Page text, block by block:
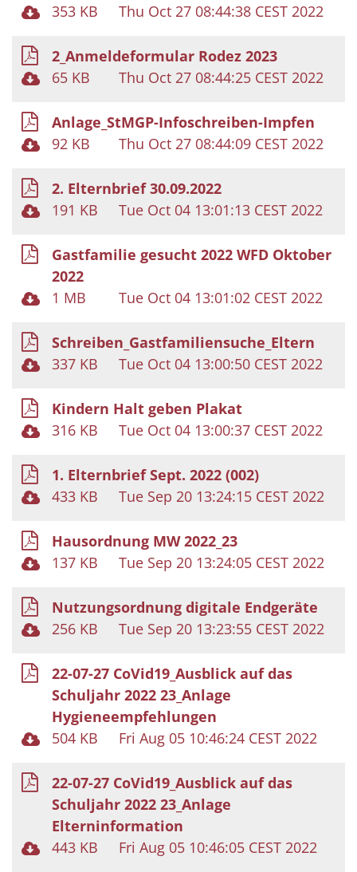
353 KB
Thu Oct 27 08:44:38 CEST 2022
2_Anmeldeformular Rodez 2023
65 KB
Thu Oct 27 08:44:25 CEST 2022
Anlage_StMGP-Infoschreiben-Impfen
92 KB
Thu Oct 27 08:44:09 CEST 2022
2. Elternbrief 30.09.2022
191 KB
Tue Oct 04 13:01:13 CEST 2022
Gastfamilie gesucht 2022 WFD Oktober
2022
1 MB
Tue Oct 04 13:01:02 CEST 2022
Schreiben_Gastfamiliensuche_Eltern
337 KB
Tue Oct 04 13:00:50 CEST 2022
Kindern Halt geben Plakat
316 KB
Tue Oct 04 13:00:37 CEST 2022
1. Elternbrief Sept. 2022 (002)
433 KB
Tue Sep 20 13:24:15 CEST 2022
Hausordnung MW 2022_23
137 KB
Tue Sep 20 13:24:05 CEST 2022
Nutzungsordnung digitale Endgeräte
256 KB
Tue Sep 20 13:23:55 CEST 2022
22-07-27 CoVid19_Ausblick auf das
Schuljahr 2022 23_Anlage
Hygieneempfehlungen
504 KB
Fri Aug 05 10:46:24 CEST 2022
22-07-27 CoVid19_Ausblick auf das
Schuljahr 2022 23_Anlage
Elterninformation
443 KB
Fri Aug 05 10:46:05 CEST 2022